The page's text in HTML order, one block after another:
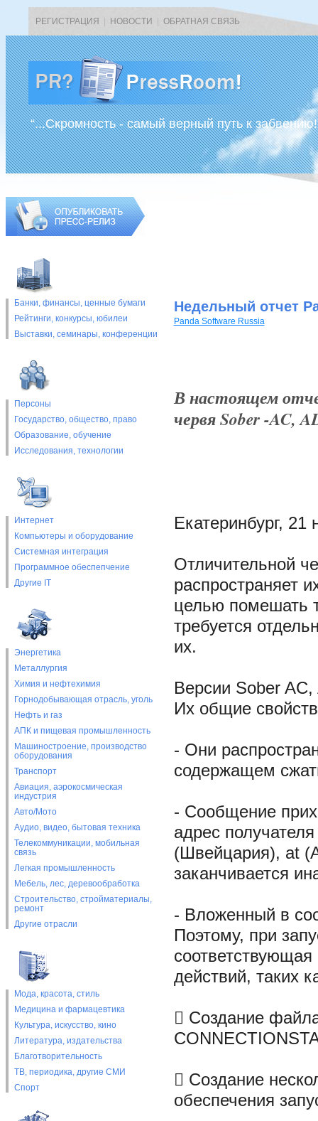
РЕГИСТРАЦИЯ НОВОСТИ ОБРАТНАЯ СВЯЗЬ
“...Скромность - самый верный путь к
Банки, финансы, ценные бумаги
Рейтинги, конкурсы, юбилеи
Выставки, cеминары, конференции
Персоны
Государство, общество, право
Образование, обучение
Исследования, технологии
Интернет
Компьютеры и оборудование
Системная интеграция
Программное обеспепчение
Другие IT
Энергетика
Металлургия
Химия и нефтехимия
Горнодобывающая отрасль, уголь
Нефть и газ
АПК и пищевая промышленность
Машиностроение, производство
оборудования
Транспорт
Авиация, аэрокосмическая
индустрия
Авто/Мото
Аудио, видео, бытовая техника
Телекоммуникации, мобильная
связь
Легкая промышленность
Мебель, лес, деревообработка
Строительство, стройматериалы,
ремонт
Другие отрасли
Мода, красота, стиль
Медицина и фармацевтика
Культура, искусство, кино
Литература, издательства
Благотворительность
ТВ, периодика, другие СМИ
Спорт
Недельный отчет
Panda Software Russia
В настоящем
червя Sober -AC,
Екатеринбург, 21
Отличительной
распространяет
целью помешать
требуется
их.
Версии Sober
Их общие
- Они
содержащем
- Сообщение
адрес
(Швейцария), at
заканчивается
- Вложенный в
Поэтому, при
действий, таких
 Создание
 Создание
обеспечения